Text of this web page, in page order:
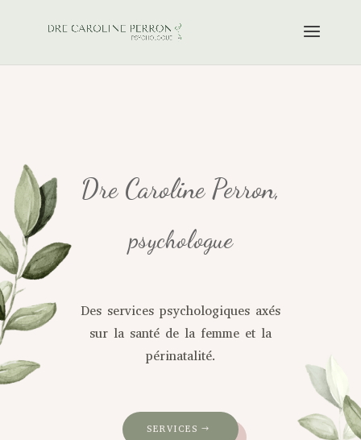
Dre Caroline Perron,
psychologue
Des services psychologiques axés
sur la santé de la femme et la
périnatalité.
SERVICES